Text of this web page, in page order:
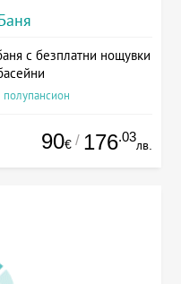
с безплатни нощувки
90€ / 176.03
лв.